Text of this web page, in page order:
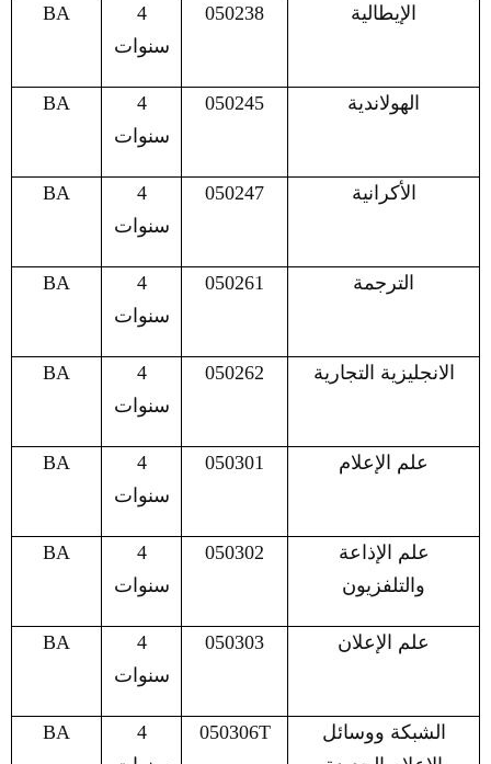
الإيطالية 050238
4
سنوات
BA
الهولاندية 050245
4
سنوات
BA
الأكرانية 050247
4
سنوات
BA
الترجمة 050261
4
سنوات
BA
الانجليزية التجارية 050262
4
سنوات
BA
علم الإعلام 050301
4
سنوات
BA
علم الإذاعة
والتلفزيون
050302
4
سنوات
BA
علم الإعلان 050303
4
سنوات
BA
الشبكة ووسائل
050306T
4
BA